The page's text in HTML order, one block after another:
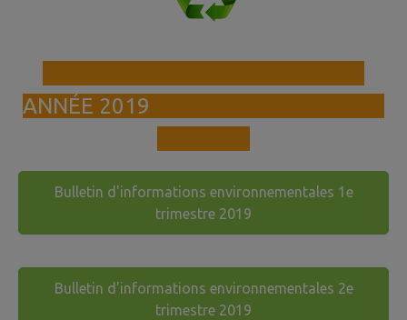
ANNÉE 2019
Bulletin d'informations environnementales 1e
trimestre 2019
Bulletin d'informations environnementales 2e
trimestre 2019